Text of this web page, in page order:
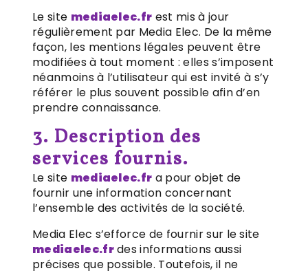
Le site mediaelec.fr est mis à jour
régulièrement par Media Elec. De la même
façon, les mentions légales peuvent être
modifiées à tout moment : elles s’imposent
néanmoins à l’utilisateur qui est invité à s’y
référer le plus souvent possible afin d’en
prendre connaissance.
3. Description des
services fournis.
Le site mediaelec.fr a pour objet de
fournir une information concernant
l’ensemble des activités de la société.
Media Elec s’efforce de fournir sur le site
mediaelec.frdes informations aussi
précises que possible. Toutefois, il ne